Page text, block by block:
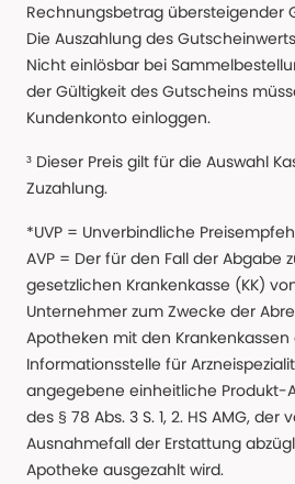
Rechnungsbetrag übersteigender
Die Auszahlung des
Nicht einlösbar bei
der Gültigkeit des Gutscheins
Kundenkonto einloggen.
³ Dieser Preis gilt für die Auswahl
Zuzahlung.
*UVP = Unverbindliche
AVP = Der für den Fall der Abgabe
gesetzlichen Krankenkasse (KK)
Unternehmer zum Zwecke der
Apotheken mit den
Informationsstelle für
angegebene einheitliche Produkt-
des § 78 Abs. 3 S. 1, 2. HS AMG, der
Ausnahmefall der Erstattung
Apotheke ausgezahlt wird.